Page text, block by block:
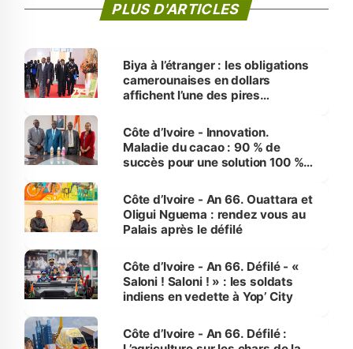
PLUS D'ARTICLES
Biya à l’étranger : les obligations
camerounaises en dollars
affichent l’une des pires
Côte d’Ivoire - Innovation.
Maladie du cacao : 90 % de
succès pour une solution 100 %
Côte d’Ivoire - An 66. Ouattara et
Oligui Nguema : rendez vous au
Palais après le défilé
Côte d’Ivoire - An 66. Défilé - «
Saloni ! Saloni ! » : les soldats
indiens en vedette à Yop’ City
Côte d’Ivoire - An 66. Défilé :